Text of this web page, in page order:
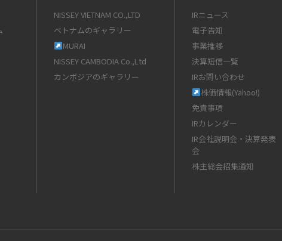
NISSEY VIETNAM CO.,LTD
ベトナムのギャラリー
MURAI
NISSEY CAMBODIA Co.,Ltd
カンボジアのギャラリー
IRニュース
電子告知
事業推移
決算短信一覧
IRお問い合わせ
株価情報(Yahoo!)
免責事項
IRカレンダー
IR会社説明会・決算発表
会
株主総会招集通知